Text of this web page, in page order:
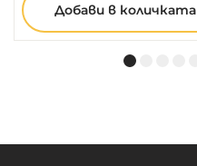
Добави в количката